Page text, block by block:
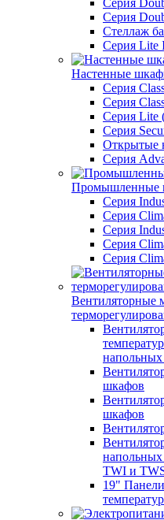
Серия
Серия
Стеллаж
Серия Lite
Настенные
Серия
Серия
Серия Lite
Серия
Открытые
Серия
Промышленные
Серия
Серия
Серия
Серия
Серия
Вентиляторные
шкафов
шкафов
TWI и
19"